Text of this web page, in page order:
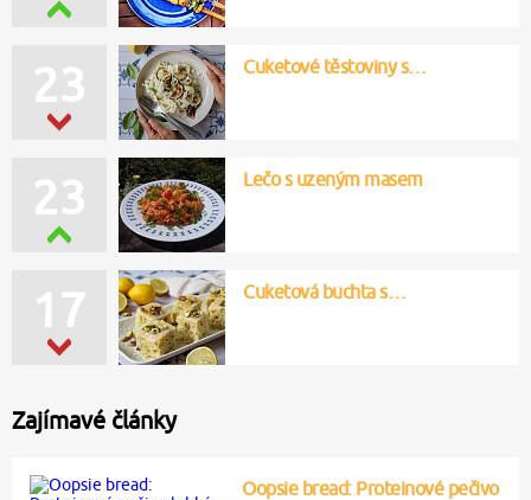
23 Cuketové těstoviny s…
23 Lečo s uzeným masem
17 Cuketová buchta s…
Zajímavé články
Oopsie bread: Proteinové pečivo